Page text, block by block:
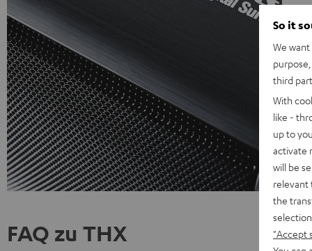
FAQ zu THX
So it
We
third
With
like -
up to
activate
will be
relevant
the
"Accept